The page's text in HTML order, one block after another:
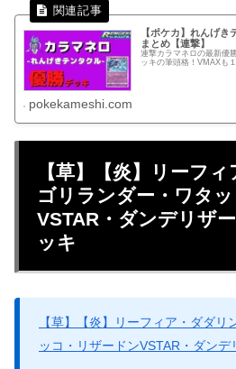
【ポケカ】れんげ
まとめ【連撃】
連撃カラマネロの最新優
ッキの筆頭格！VMAXも
pokekameshi.com
【草】【炎】リーフ
ゴリランダー・ワタ
VSTAR・ダンデリザ
ッキ
【草】【炎】リーフィア・ダダリ
ッコ・リザードンVSTAR・ダンデ